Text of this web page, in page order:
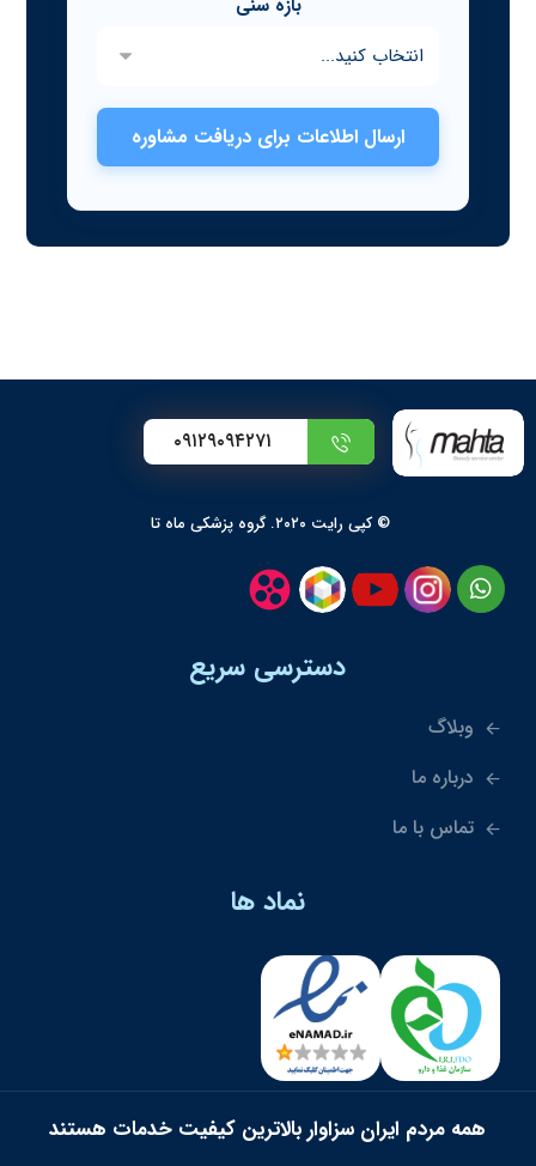
بازه سنی
ارسال اطلاعات برای دریافت مشاوره
۰۹۱۲۹۰۹۴۲۷۱
© کپی رایت ۲۰۲۰. گروه پزشکی ماه تا
دسترسی سریع
وبلاگ
درباره ما
تماس با ما
نماد ها
همه مردم ایران سزاوار بالاترین کیفیت خدمات هستند